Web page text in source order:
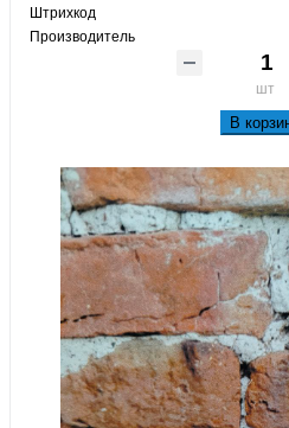
Штрихкод
Производитель
шт
В